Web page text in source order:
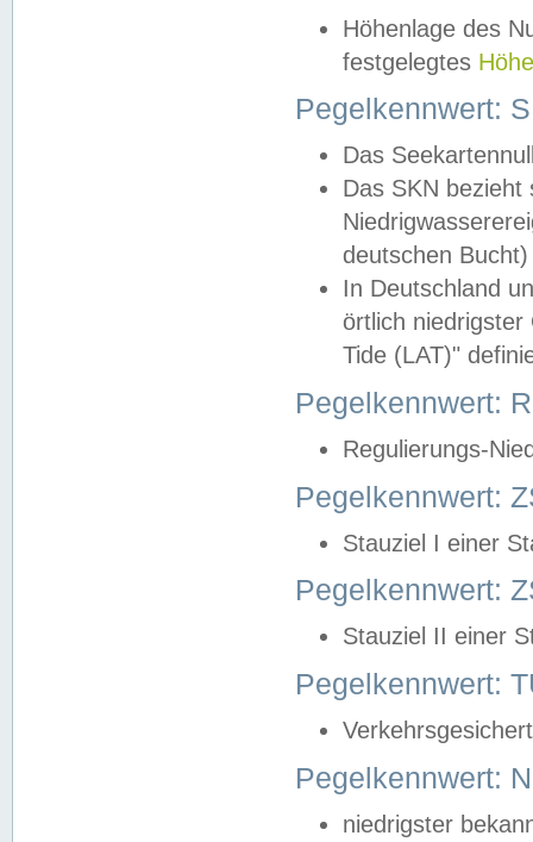
Höhenlage des
festgelegtes
Pegelkennwert:
Das
Das SKN
deutschen
In Deutschland
örtlich
Tide (LAT)"
Pegelkennwert:
Regulierungs-
Pegelkennwert:
Stauziel I einer
Pegelkennwert:
Stauziel II einer
Pegelkennwert:
Pegelkennwert:
niedrigster